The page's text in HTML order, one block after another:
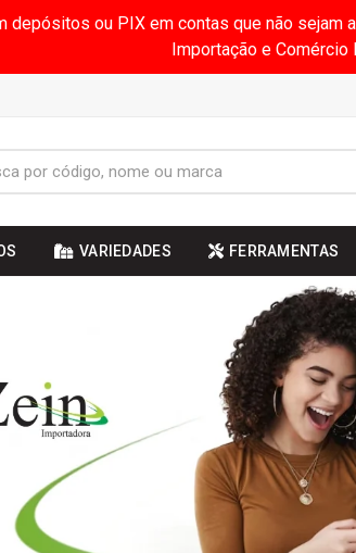
depósitos ou PIX em contas que não
Importação e Comércio
VARIEDADES FERRAMENTAS